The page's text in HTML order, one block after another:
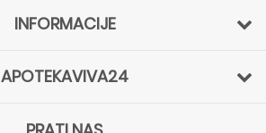
INFORMACIJE
APOTEKAVIVA24